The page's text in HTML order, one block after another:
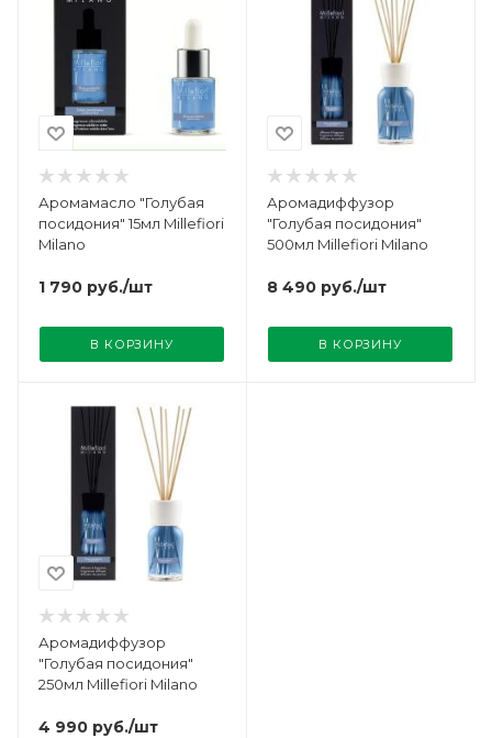
Аромамасло "Голубая
посидония" 15мл Millefiori
Milano
1 790 руб./шт
В КОРЗИНУ
Аромадиффузор
"Голубая посидония"
500мл Millefiori Milano
8 490 руб./шт
В КОРЗИНУ
Аромадиффузор
"Голубая посидония"
250мл Millefiori Milano
4 990 руб./шт